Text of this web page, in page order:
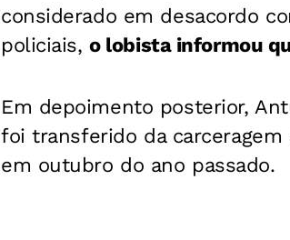
considerado em desacordo
policiais,o lobista informou
Em depoimento posterior,
foi transferido da carceragem
em outubro do ano passado.